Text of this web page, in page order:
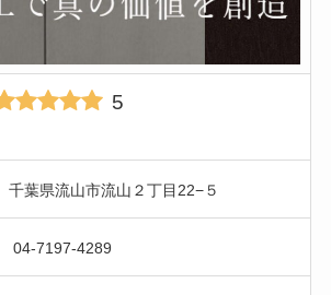
5
千葉県流山市流山２丁目22−５
04-7197-4289